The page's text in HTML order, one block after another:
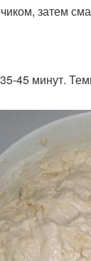
затем
45 минут.